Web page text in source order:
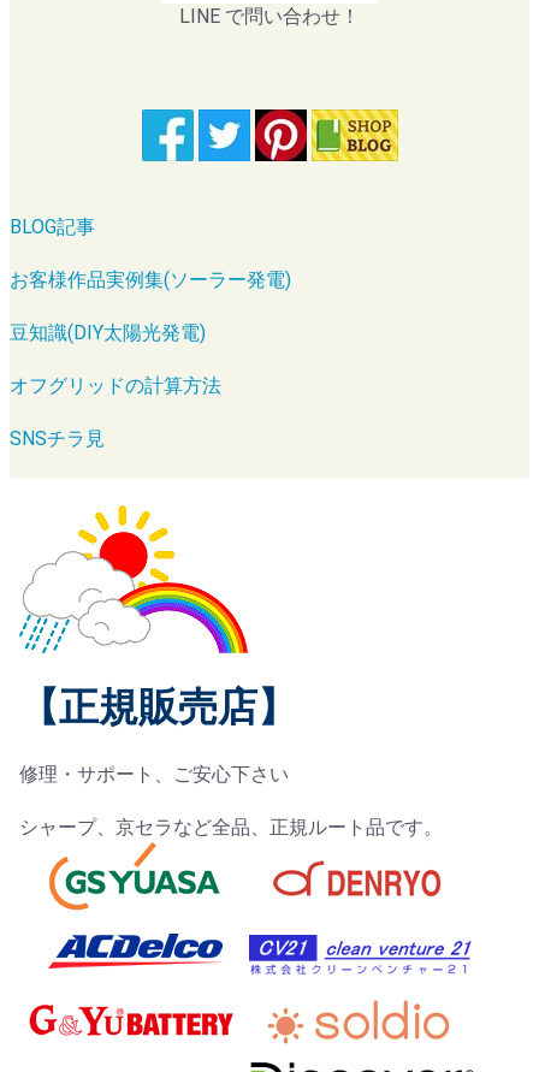
LINE で問い合わせ！
BLOG記事
お客様作品実例集(ソーラー発電)
豆知識(DIY太陽光発電)
オフグリッドの計算方法
SNSチラ見
【正規販売店】
修理・サポート、ご安心下さい
シャープ、京セラなど全品、正規ルート品です。